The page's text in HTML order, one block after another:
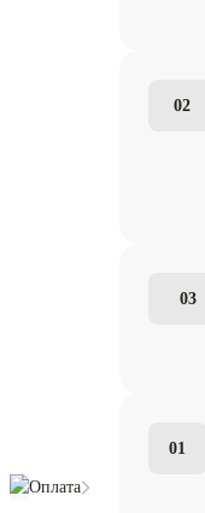
Оплата
02
03
01